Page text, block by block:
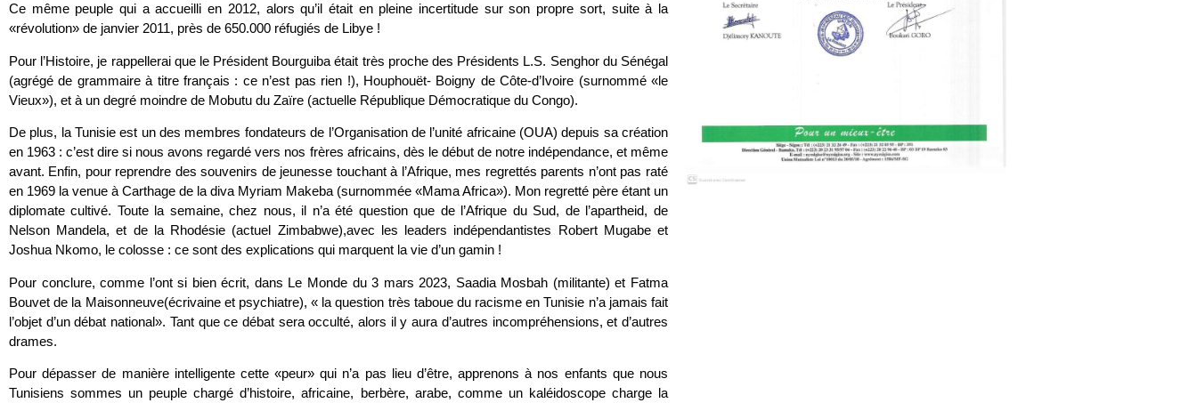
Ce même peuple qui a accueilli en 2012, alors qu’il était en pleine incertitude sur son propre sort, suite à la
«révolution» de janvier 2011, près de 650.000 réfugiés de Libye !
Pour l’Histoire, je rappellerai que le Président Bourguiba était très proche des Présidents L.S. Senghor du Sénégal
(agrégé de grammaire à titre français : ce n’est pas rien !), Houphouët- Boigny de Côte-d’Ivoire (surnommé «le
Vieux»), et à un degré moindre de Mobutu du Zaïre (actuelle République Démocratique du Congo).
De plus, la Tunisie est un des membres fondateurs de l’Organisation de l’unité africaine (OUA) depuis sa création
en 1963 : c’est dire si nous avons regardé vers nos frères africains, dès le début de notre indépendance, et même
avant. Enfin, pour reprendre des souvenirs de jeunesse touchant à l’Afrique, mes regrettés parents n’ont pas raté
en 1969 la venue à Carthage de la diva Myriam Makeba (surnommée «Mama Africa»). Mon regretté père étant un
diplomate cultivé. Toute la semaine, chez nous, il n’a été question que de l’Afrique du Sud, de l’apartheid, de
Nelson Mandela, et de la Rhodésie (actuel Zimbabwe),avec les leaders indépendantistes Robert Mugabe et
Joshua Nkomo, le colosse : ce sont des explications qui marquent la vie d’un gamin !
Pour conclure, comme l’ont si bien écrit, dans Le Monde du 3 mars 2023, Saadia Mosbah (militante) et Fatma
Bouvet de la Maisonneuve(écrivaine et psychiatre), « la question très taboue du racisme en Tunisie n’a jamais fait
l’objet d’un débat national». Tant que ce débat sera occulté, alors il y aura d’autres incompréhensions, et d’autres
drames.
Pour dépasser de manière intelligente cette «peur» qui n’a pas lieu d’être, apprenons à nos enfants que nous
Tunisiens sommes un peuple chargé d’histoire, africaine, berbère, arabe, comme un kaléidoscope charge la